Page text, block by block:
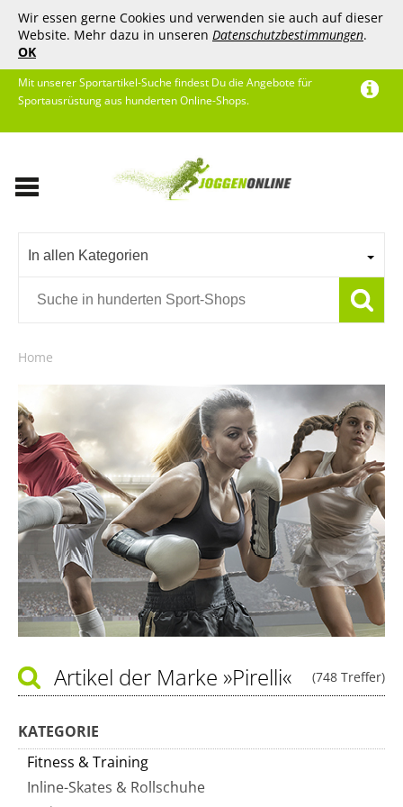
Wir essen gerne Cookies und verwenden sie auch auf dieser
Website. Mehr dazu in unseren Datenschutzbestimmungen.
OK
Mit unserer Sportartikel-Suche findest Du die Angebote für
Sportausrüstung aus hunderten Online-Shops.
In allen Kategorien
Home
(748 Treffer)
Artikel der Marke »Pirelli«
KATEGORIE
Fitness & Training
Inline-Skates & Rollschuhe